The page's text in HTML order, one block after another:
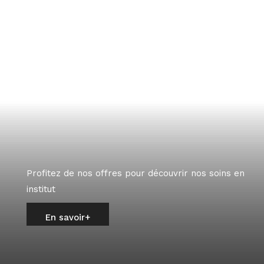
Profitez de nos offres pour découvrir nos soins en
institut
En savoir+